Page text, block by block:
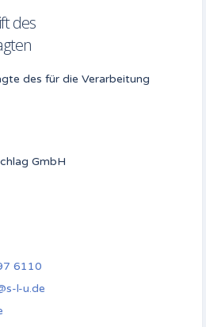
des
des für die Verarbeitung
GmbH
6110
l-u.de